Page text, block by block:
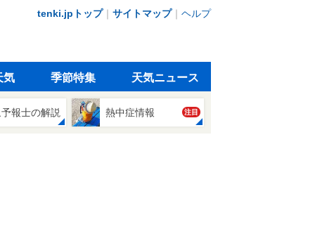
tenki.jpトップ｜ サイトマップ｜ ヘルプ
気 季節特集 天気ニュース
報士の解説 熱中症情報 注目